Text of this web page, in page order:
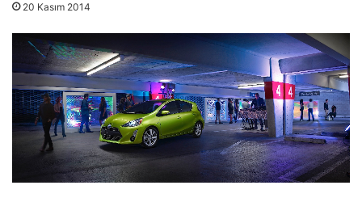
20 Kasım 2014